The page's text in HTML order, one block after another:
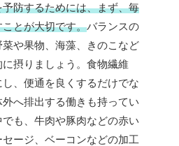
防するためには、まず、毎
とが大切です。バランスの
や果物、海藻、きのこなど
摂りましょう。食物繊維
、便通を良くするだけでな
へ排出する働きも持ってい
も、牛肉や豚肉などの赤い
ージ、ベーコンなどの加工